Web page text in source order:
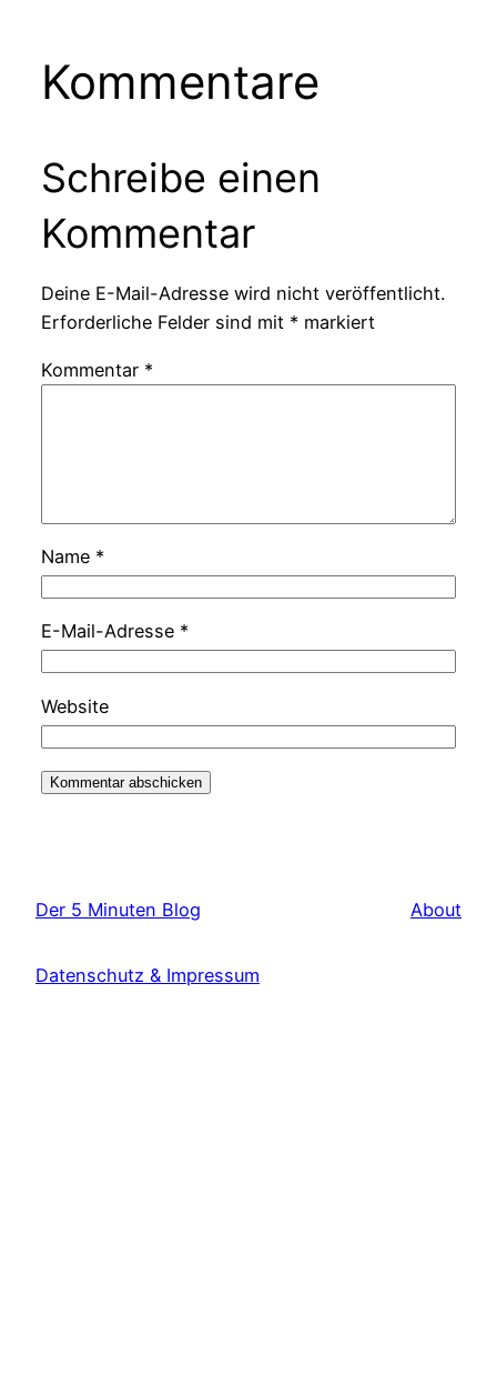
Kommentare
Schreibe einen
Kommentar
Deine E-Mail-Adresse wird nicht veröffentlicht.
Erforderliche Felder sind mit * markiert
Kommentar *
Name *
E-Mail-Adresse *
Website
Der 5 Minuten Blog About
Datenschutz & Impressum